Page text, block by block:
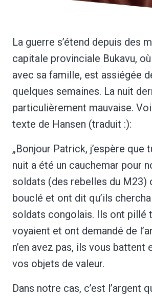
La guerre s’étend depuis des
capitale provinciale Bukavu,
avec sa famille, est assiégée
quelques semaines. La nuit
particulièrement mauvaise.
texte de Hansen (traduit :):
„Bonjour Patrick, j’espère que
nuit a été un cauchemar pour
soldats (des rebelles du M23)
bouclé et ont dit qu’ils
soldats congolais. Ils ont pillé
voyaient et ont demandé de
n’en avez pas, ils vous battent
vos objets de valeur.
Dans notre cas, c’est l’argent